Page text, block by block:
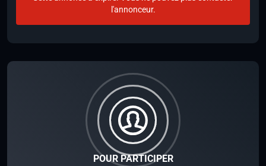
POUR PARTICIPER
l'annonceur.